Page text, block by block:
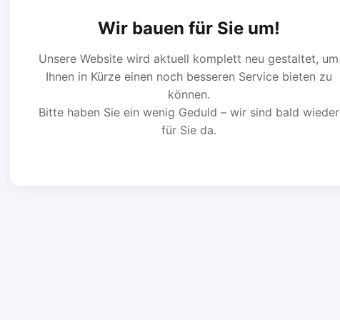
Wir bauen für Sie um!
Unsere Website wird aktuell komplett neu gestaltet, um
Ihnen in Kürze einen noch besseren Service bieten zu
können.
Bitte haben Sie ein wenig Geduld – wir sind bald wieder
für Sie da.